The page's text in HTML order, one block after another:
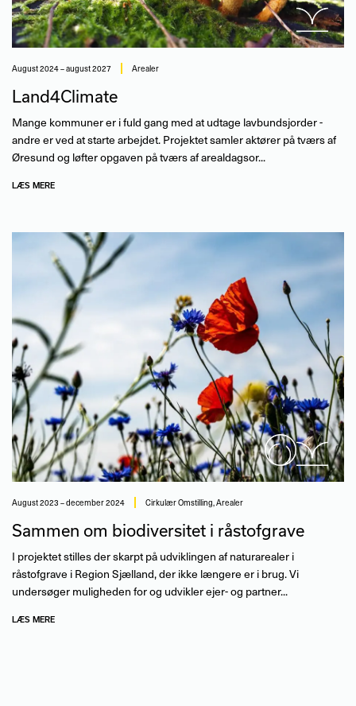
august 2024 – august 2027 Arealer
Land4Climate
Mange kommuner er i fuld gang med at udtage lavbundsjorder -
andre er ved at starte arbejdet. Projektet samler aktører på tværs af
Øresund og løfter opgaven på tværs af arealdagsor...
LÆS MERE
august 2023 – december 2024 Cirkulær Omstilling,Arealer
Sammen om biodiversitet i råstofgrave
I projektet stilles der skarpt på udviklingen af naturarealer i
råstofgrave i Region Sjælland, der ikke længere er i brug. Vi
undersøger muligheden for og udvikler ejer- og partner...
LÆS MERE